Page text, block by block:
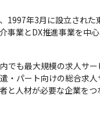
1997年3月に設立された
事業とDX推進事業を中
でも最大規模の求人サー
・パート向けの総合求
と人材が必要な企業を